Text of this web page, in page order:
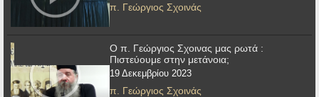
π. Γεώργιος Σχοινάς
Ο π. Γεώργιος Σχοινας μας ρωτά :
Πιστεύουμε στην μετάνοια;
19 Δεκεμβρίου 2023
π. Γεώργιος Σχοινάς